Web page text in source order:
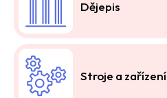
Dějepis
Stroje a zařízení